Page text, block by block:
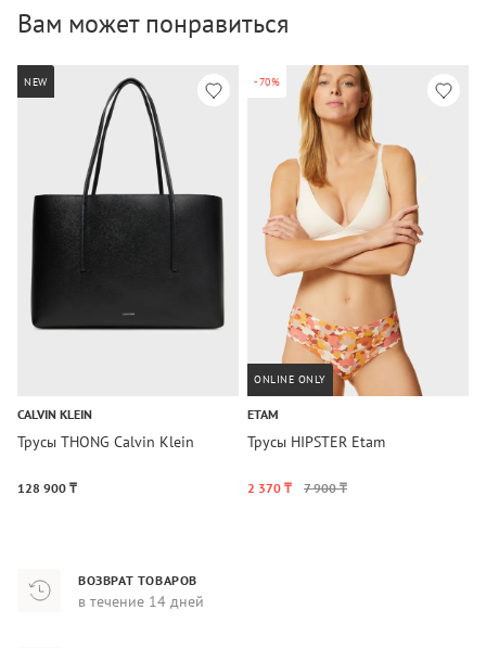
Вам может понравиться
NEW
CALVIN KLEIN
Трусы THONG Calvin Klein
128 900 ₸
-70%
ONLINE ONLY
ETAM
Трусы HIPSTER Etam
2 370 ₸ 7 900 ₸
ВОЗВРАТ ТОВАРОВ
в течение 14 дней